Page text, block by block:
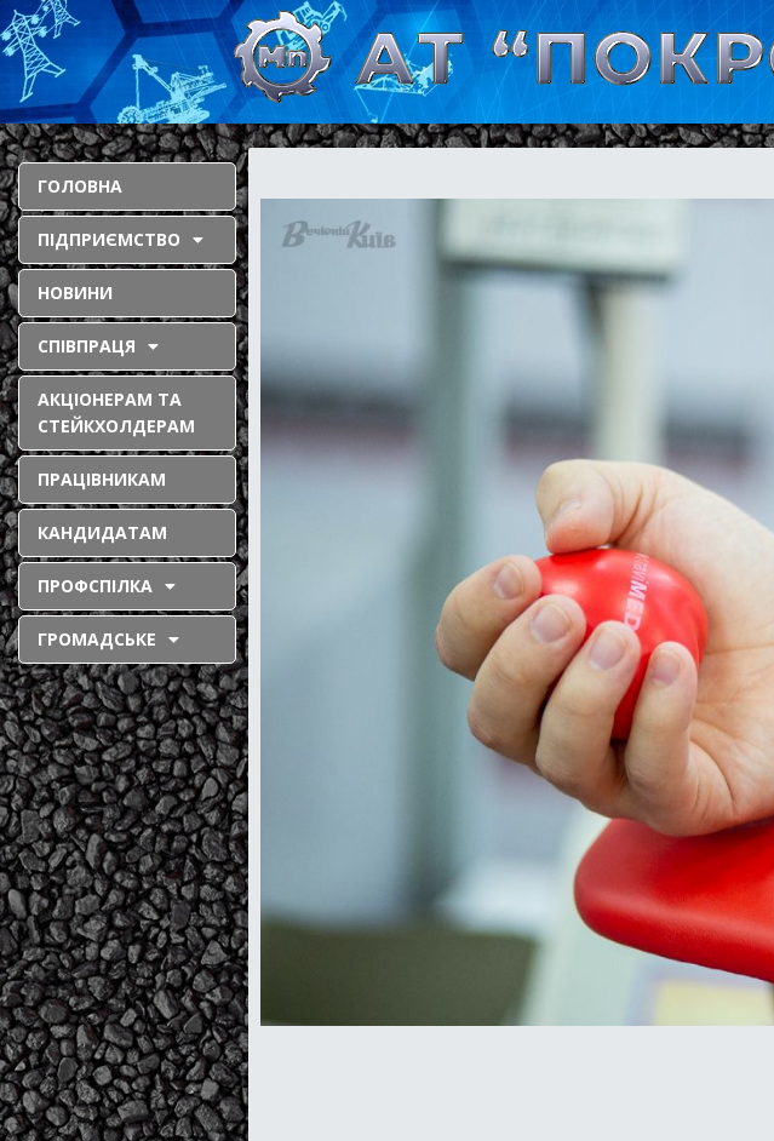
ГОЛОВНА
ПІДПРИЄМСТВО
НОВИНИ
СПІВПРАЦЯ
АКЦІОНЕРАМ ТА
СТЕЙКХОЛДЕРАМ
ПРАЦІВНИКАМ
КАНДИДАТАМ
ПРОФСПІЛКА
ГРОМАДСЬКЕ